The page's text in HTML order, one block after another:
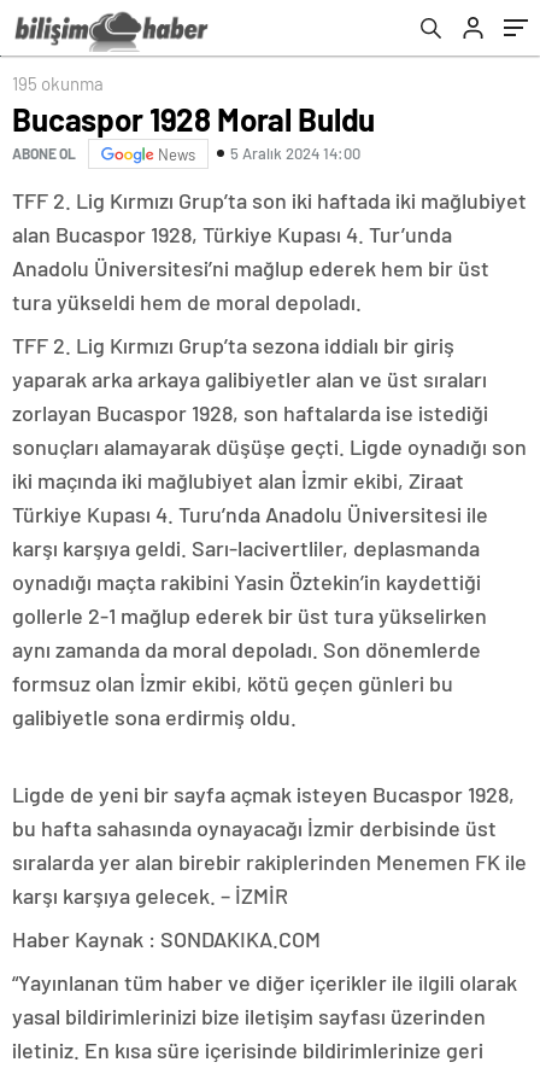
195 okunma
Bucaspor 1928 Moral Buldu
ABONE OL News 5 Aralık 2024 14:00
TFF 2. Lig Kırmızı Grup’ta son iki haftada iki mağlubiyet
alan Bucaspor 1928, Türkiye Kupası 4. Tur’unda
Anadolu Üniversitesi’ni mağlup ederek hem bir üst
tura yükseldi hem de moral depoladı.
TFF 2. Lig Kırmızı Grup’ta sezona iddialı bir giriş
yaparak arka arkaya galibiyetler alan ve üst sıraları
zorlayan Bucaspor 1928, son haftalarda ise istediği
sonuçları alamayarak düşüşe geçti. Ligde oynadığı son
iki maçında iki mağlubiyet alan İzmir ekibi, Ziraat
Türkiye Kupası 4. Turu’nda Anadolu Üniversitesi ile
karşı karşıya geldi. Sarı-lacivertliler, deplasmanda
oynadığı maçta rakibini Yasin Öztekin’in kaydettiği
gollerle 2-1 mağlup ederek bir üst tura yükselirken
aynı zamanda da moral depoladı. Son dönemlerde
formsuz olan İzmir ekibi, kötü geçen günleri bu
galibiyetle sona erdirmiş oldu.
Ligde de yeni bir sayfa açmak isteyen Bucaspor 1928,
bu hafta sahasında oynayacağı İzmir derbisinde üst
sıralarda yer alan birebir rakiplerinden Menemen FK ile
karşı karşıya gelecek. – İZMİR
Haber Kaynak : SONDAKIKA.COM
“Yayınlanan tüm haber ve diğer içerikler ile ilgili olarak
yasal bildirimlerinizi bize iletişim sayfası üzerinden
iletiniz. En kısa süre içerisinde bildirimlerinize geri